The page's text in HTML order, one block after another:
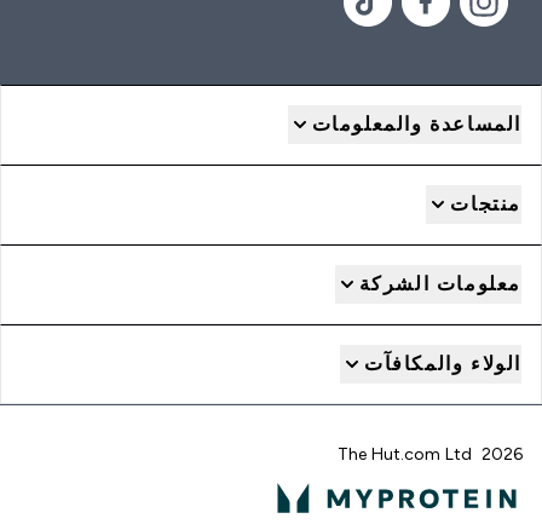
المساعدة والمعلومات
منتجات
معلومات الشركة
الولاء والمكافآت
2026 The Hut.com Ltd